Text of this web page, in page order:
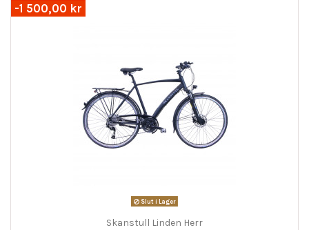
-1 500,00 kr
Slut i Lager
Skanstull Linden Herr